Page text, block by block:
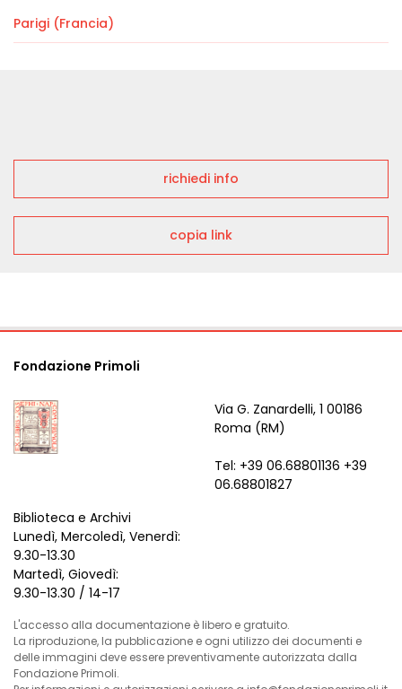
Parigi (Francia)
richiedi info
copia link
Fondazione Primoli
Via G. Zanardelli, 1 00186
Roma (RM)
Tel: +39 06.68801136 +39
06.68801827
Biblioteca e Archivi
Lunedì, Mercoledì, Venerdì:
9.30-13.30
Martedì, Giovedì:
9.30-13.30 / 14-17
L'accesso alla documentazione è libero e gratuito.
La riproduzione, la pubblicazione e ogni utilizzo dei documenti e
delle immagini deve essere preventivamente autorizzata dalla
Fondazione Primoli.